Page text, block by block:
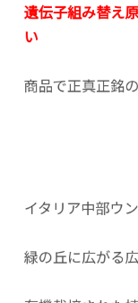
遺伝子組み替え
い
商品で正真正銘
イタリア中部ウ
緑の丘に広がる